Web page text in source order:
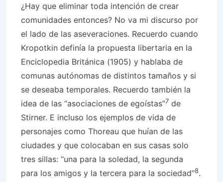
¿Hay que eliminar toda intención de crear
comunidades entonces? No va mi discurso por
el lado de las aseveraciones. Recuerdo cuando
Kropotkin definía la propuesta libertaria en la
Enciclopedia Británica (1905) y hablaba de
comunas autónomas de distintos tamaños y si
se deseaba temporales. Recuerdo también la
idea de las “asociaciones de egoístas”7 de
Stirner. E incluso los ejemplos de vida de
personajes como Thoreau que huían de las
ciudades y que colocaban en sus casas solo
tres sillas: “una para la soledad, la segunda
para los amigos y la tercera para la sociedad”8.